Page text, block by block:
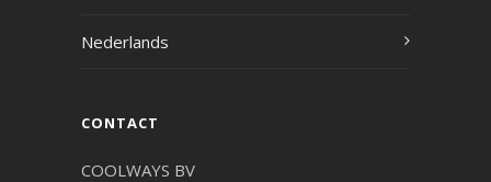
Nederlands
CONTACT
COOLWAYS BV